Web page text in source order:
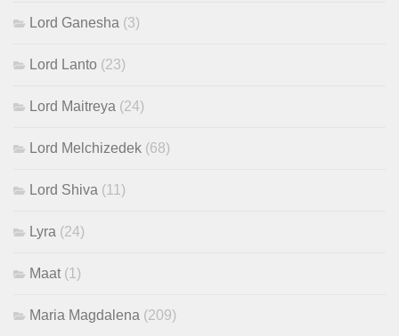
Lord Ganesha (3)
Lord Lanto (23)
Lord Maitreya (24)
Lord Melchizedek (68)
Lord Shiva (11)
Lyra (24)
Maat (1)
Maria Magdalena (209)